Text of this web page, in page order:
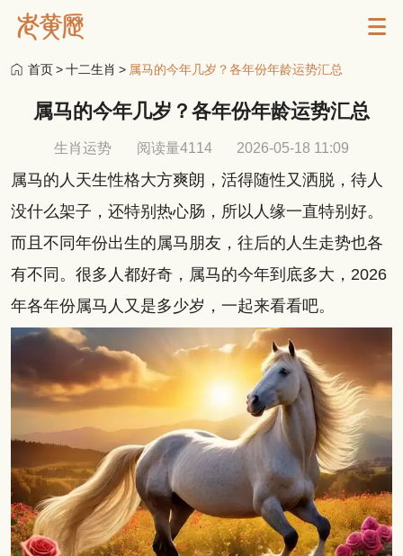
首页>十二生肖 > 属马的今年几岁？各年份年龄运势汇总
属马的今年几岁？各年份年龄运势汇总
生肖运势 阅读量4114 2026-05-18 11:09
属马的人天生性格大方爽朗，活得随性又洒脱，待人
没什么架子，还特别热心肠，所以人缘一直特别好。
而且不同年份出生的属马朋友，往后的人生走势也各
有不同。很多人都好奇，属马的今年到底多大，2026
年各年份属马人又是多少岁，一起来看看吧。